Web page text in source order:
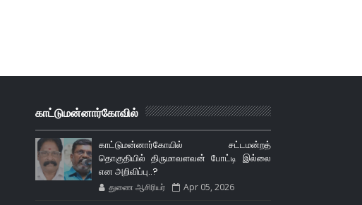
காட்டுமன்னார்கோவில்
காட்டுமன்னார்கோயில் சட்டமன்றத்
தொகுதியில் திருமாவளவன் போட்டி இல்லை
என அறிவிப்பு..?
துணை ஆசிரியர் Apr 05, 2026